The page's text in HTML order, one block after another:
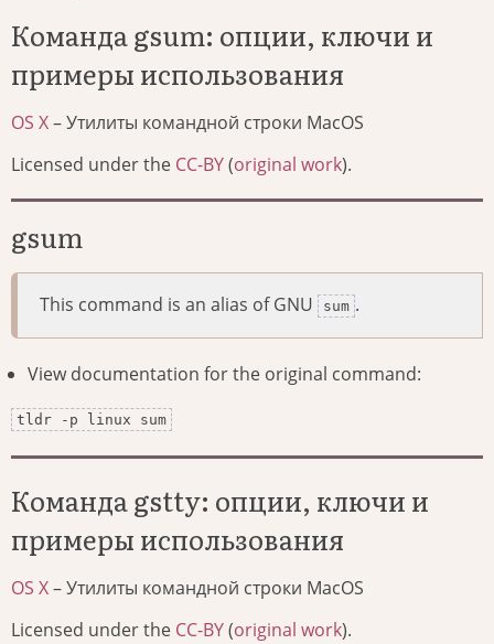
Команда gsum: опции, ключи и
примеры использования
OS X– Утилиты командной строки MacOS
Licensed under the CC-BY(original work).
gsum
This command is an alias of GNU sum .
View documentation for the original command:
tldr -p linux sum
Команда gstty: опции, ключи и
примеры использования
OS X– Утилиты командной строки MacOS
Licensed under the CC-BY(original work).